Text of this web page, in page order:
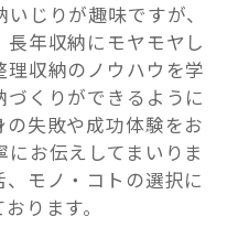
じりが趣味ですが、
年収納にモヤモヤし
収納のノウハウを学
くりができるように
失敗や成功体験をお
お伝えしてまいりま
モノ・コトの選択に
ります。